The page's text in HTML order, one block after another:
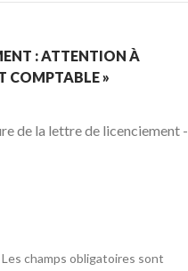
: ATTENTION À
COMPTABLE »
de la lettre de licenciement -
Les champs obligatoires sont